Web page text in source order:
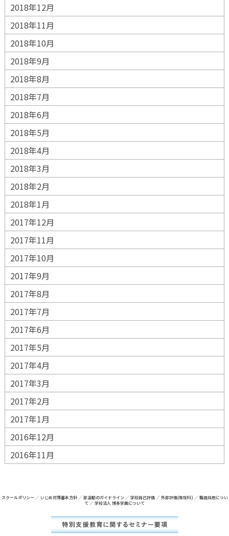
2018年12月
2018年11月
2018年10月
2018年9月
2018年8月
2018年7月
2018年6月
2018年5月
2018年4月
2018年3月
2018年2月
2018年1月
2017年12月
2017年11月
2017年10月
2017年9月
2017年8月
2017年7月
2017年6月
2017年5月
2017年4月
2017年3月
2017年2月
2017年1月
2016年12月
2016年11月
スクールポリシー／ いじめ対策基本方針／部活動のガイドライン／学校自己評価／外部評価(専攻科) ／職員採用につい
て ／学校法人 博多学園について